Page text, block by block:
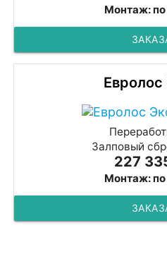
Монтаж: по
Евролос
Залповый
227
Монтаж: по